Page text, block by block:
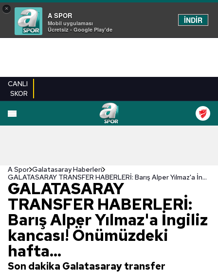
×
A SPOR
Mobil uygulaması
Ücretsiz - Google Play'de
İNDİR
CANLI
SKOR
A Spor Galatasaray Haberleri
GALATASARAY TRANSFER HABERLERİ: Barış Alper Yılmaz'a İngiliz kancası! Önümüzdeki hafta...
GALATASARAY
TRANSFER HABERLERİ:
Barış Alper Yılmaz'a İngiliz
kancası! Önümüzdeki
hafta...
Son dakika Galatasaray transfer